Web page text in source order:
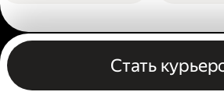
Стать
Другие